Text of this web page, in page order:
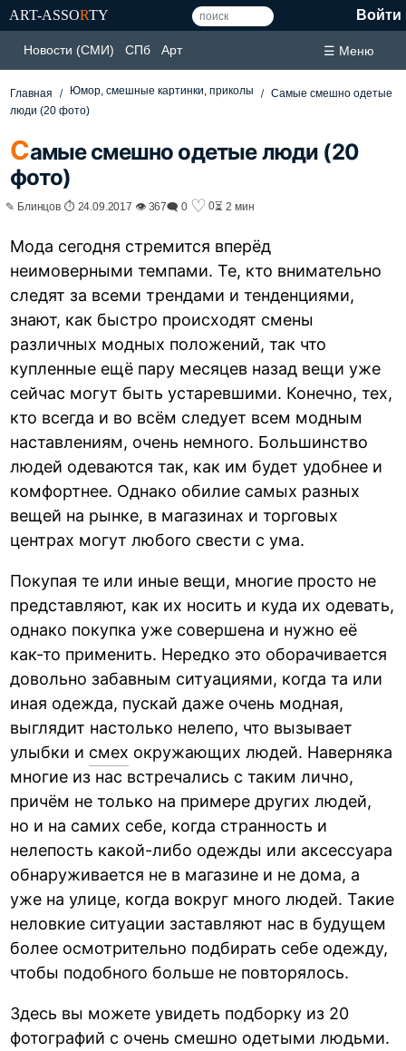
ART-ASSORTY Войти
Новости (СМИ) СПб Арт ☰ Меню
Главная Юмор, смешные картинки, приколы
Самые смешно одетые
люди (20 фото)
Самые смешно одетые люди (20
фото)
✎ Блинцов ⏱ 24.09.2017 👁 367🗨 0 ♡ 0⏳ 2 мин
Мода сегодня стремится вперёд
неимоверными темпами. Те, кто внимательно
следят за всеми трендами и тенденциями,
знают, как быстро происходят смены
различных модных положений, так что
купленные ещё пару месяцев назад вещи уже
сейчас могут быть устаревшими. Конечно, тех,
кто всегда и во всём следует всем модным
наставлениям, очень немного. Большинство
людей одеваются так, как им будет удобнее и
комфортнее. Однако обилие самых разных
вещей на рынке, в магазинах и торговых
центрах могут любого свести с ума.
Покупая те или иные вещи, многие просто не
представляют, как их носить и куда их одевать,
однако покупка уже совершена и нужно её
как-то применить. Нередко это оборачивается
довольно забавным ситуациями, когда та или
иная одежда, пускай даже очень модная,
выглядит настолько нелепо, что вызывает
улыбки и смех окружающих людей. Наверняка
многие из нас встречались с таким лично,
причём не только на примере других людей,
но и на самих себе, когда странность и
нелепость какой-либо одежды или аксессуара
обнаруживается не в магазине и не дома, а
уже на улице, когда вокруг много людей. Такие
неловкие ситуации заставляют нас в будущем
более осмотрительно подбирать себе одежду,
чтобы подобного больше не повторялось.
Здесь вы можете увидеть подборку из 20
фотографий с очень смешно одетыми людьми.